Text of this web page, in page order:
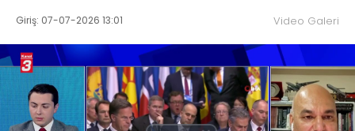
Giriş: 07-07-2026 13:01 Video Galeri